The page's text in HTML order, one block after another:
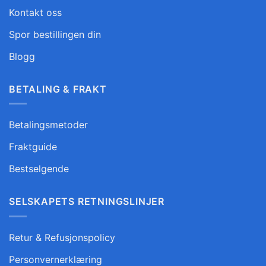
Kontakt oss
Spor bestillingen din
Blogg
BETALING & FRAKT
Betalingsmetoder
Fraktguide
Bestselgende
SELSKAPETS RETNINGSLINJER
Retur & Refusjonspolicy
Personvernerklæring